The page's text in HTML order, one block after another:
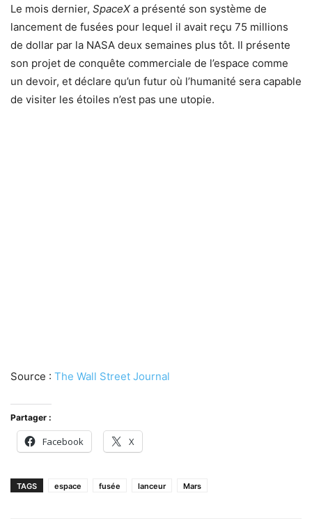
Le mois dernier, SpaceX a présenté son système de
lancement de fusées pour lequel il avait reçu 75 millions
de dollar par la NASA deux semaines plus tôt. Il présente
son projet de conquête commerciale de l’espace comme
un devoir, et déclare qu’un futur où l’humanité sera capable
de visiter les étoiles n’est pas une utopie.
Source : The Wall Street Journal
Partager :
Facebook X
TAGS espace fusée lanceur Mars